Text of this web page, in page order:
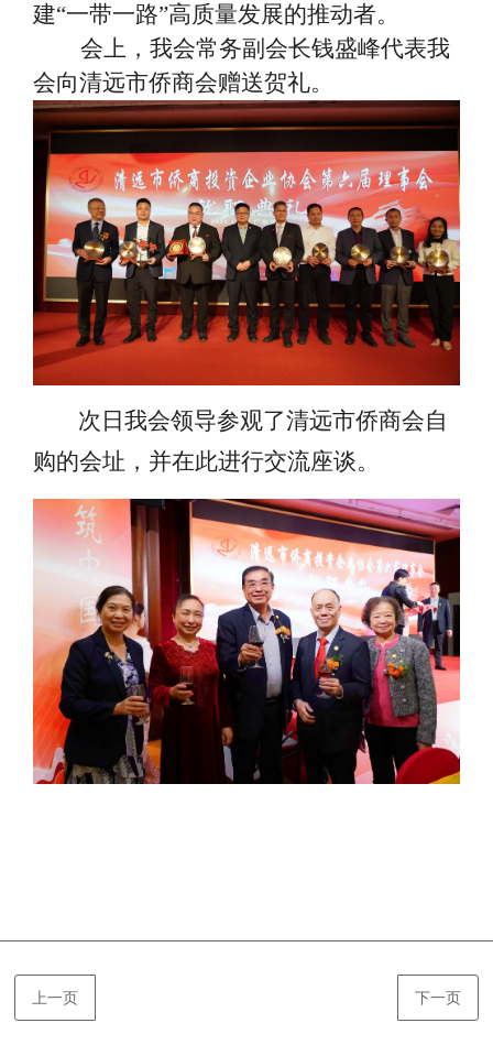
建“一带一路”高质量发展的推动者。
会上，我会常务副会长钱盛峰代表我
会向清远市侨商会赠送贺礼。
次日我会领导参观了清远市侨商会自
购的会址，并在此进行交流座谈。
上一页 下一页